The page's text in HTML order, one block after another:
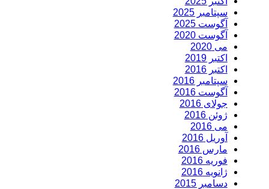
سپتامبر 2025
آگوست 2025
آگوست 2020
می 2020
اکتبر 2019
اکتبر 2016
سپتامبر 2016
آگوست 2016
جولای 2016
ژوئن 2016
می 2016
آوریل 2016
مارس 2016
فوریه 2016
ژانویه 2016
دسامبر 2015